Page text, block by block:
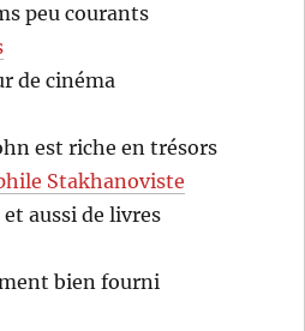
peu courants
de cinéma
est riche en trésors
Stakhanoviste
aussi de livres
bien fourni